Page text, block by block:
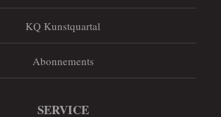
KQ Kunstquartal
Abonnements
SERVICE